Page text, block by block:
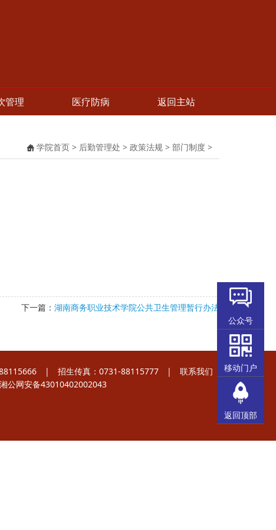
管理 医疗防病 返回主站
学院首页 > 后勤管理处 > 政策法规 > 部门制度 >
下一篇： 湖南商务职业技术学院公共卫生管理暂行办法
88115666 | 招生传真：0731-88115777 | 联系我们
湘公网安备43010402002043
公众号
移动门户
返回顶部